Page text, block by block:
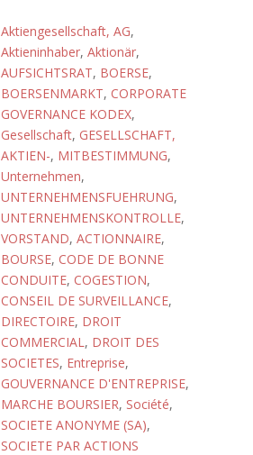
Aktiengesellschaft, AG,
Aktieninhaber, Aktionär,
AUFSICHTSRAT, BOERSE,
BOERSENMARKT, CORPORATE
GOVERNANCE KODEX,
Gesellschaft, GESELLSCHAFT,
AKTIEN-, MITBESTIMMUNG,
Unternehmen,
UNTERNEHMENSFUEHRUNG,
UNTERNEHMENSKONTROLLE,
VORSTAND, ACTIONNAIRE,
BOURSE, CODE DE BONNE
CONDUITE, COGESTION,
CONSEIL DE SURVEILLANCE,
DIRECTOIRE, DROIT
COMMERCIAL, DROIT DES
SOCIETES, Entreprise,
GOUVERNANCE D'ENTREPRISE,
MARCHE BOURSIER, Société,
SOCIETE ANONYME (SA),
SOCIETE PAR ACTIONS